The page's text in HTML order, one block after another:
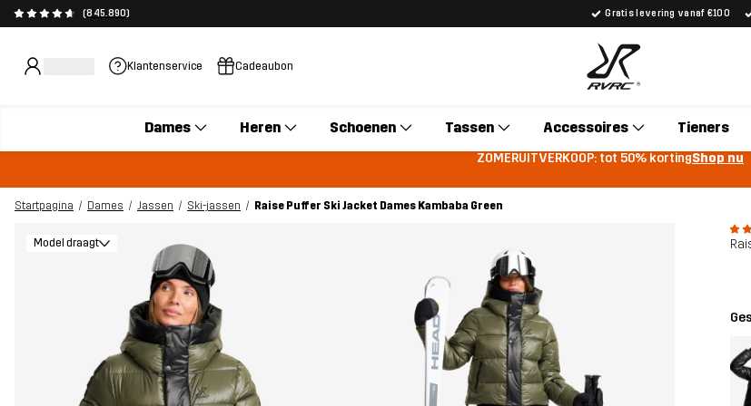
(845.890) Gratis levering vanaf €100
Klantenservice Cadeaubon
Dames Heren Schoenen Tassen Accessoires Tieners
ZOMERUITVERKOOP: tot 50% kortingShop nu
Startpagina Dames Jassen Ski-jassen
Raise Puffer Ski Jacket Dames Kambaba Green
Model draagt